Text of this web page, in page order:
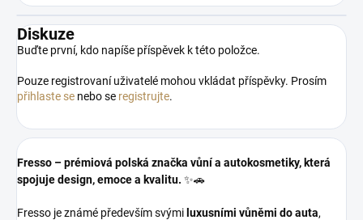
Diskuze
Buďte první, kdo napíše příspěvek k této položce.
Pouze registrovaní uživatelé mohou vkládat příspěvky. Prosím
přihlaste se nebo se registrujte.
Fresso – prémiová polská značka vůní a autokosmetiky, která
spojuje design, emoce a kvalitu. ✨🚗
Fresso je známé především svými luxusními vůněmi do auta,